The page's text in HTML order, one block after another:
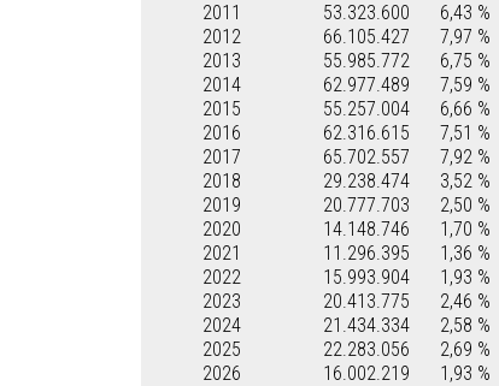
2011
53.323.600 6,43 %
2012
66.105.427 7,97 %
2013
55.985.772 6,75 %
2014
62.977.489 7,59 %
2015
55.257.004 6,66 %
2016
62.316.615 7,51 %
2017
65.702.557 7,92 %
2018
29.238.474 3,52 %
2019
20.777.703 2,50 %
2020
14.148.746 1,70 %
2021
11.296.395 1,36 %
2022
15.993.904 1,93 %
2023
20.413.775 2,46 %
2024
21.434.334 2,58 %
2025
22.283.056 2,69 %
2026
16.002.219 1,93 %